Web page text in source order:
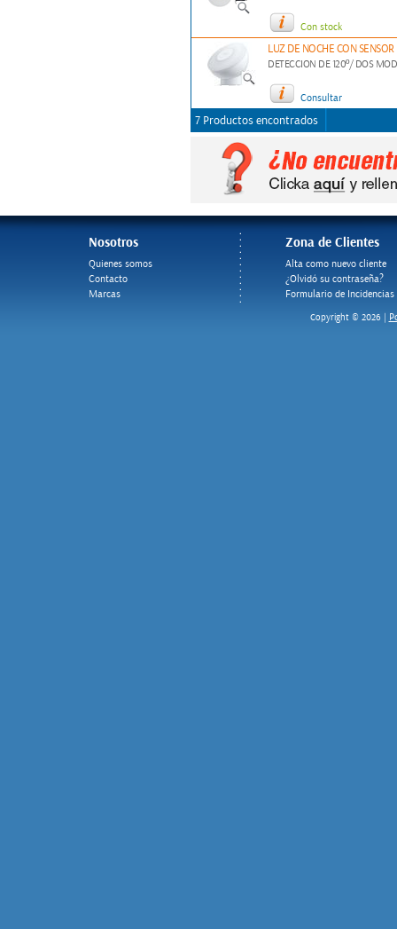
Con stock
LUZ DE NOCHE CON
DETECCION DE 120º/ DOS
Consultar
7 Productos encontrados
Nosotros
Quienes somos
Contacto
Marcas
Zona de Clientes
Alta como nuevo cliente
¿Olvidó su contraseña?
Formulario de Incidencias
Copyright © 2026 |